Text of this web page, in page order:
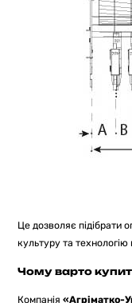
Це дозволяє підібрати
культуру та
Чому варто
Компанія «Агріматко-